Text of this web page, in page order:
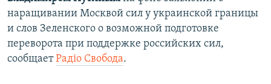
наращивании Москвой сил у украинской границы
и слов Зеленского о возможной подготовке
переворота при поддержке российских сил,
сообщаетРадіо Свобода.